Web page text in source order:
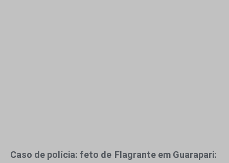
Caso de polícia: feto de Flagrante em Guarapari: